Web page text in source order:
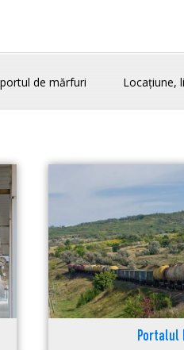
de mărfuri Locațiune,
Portalul